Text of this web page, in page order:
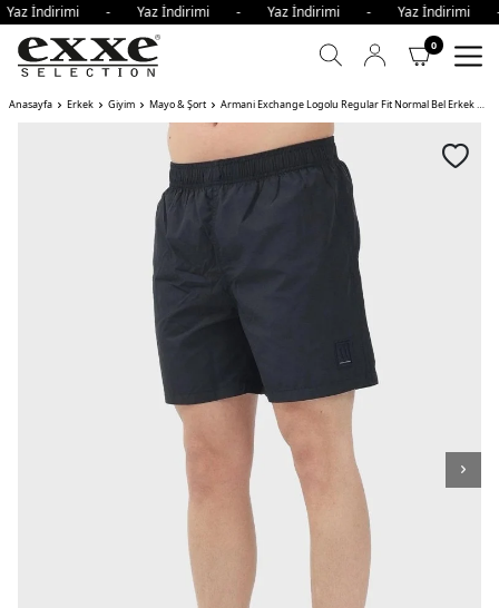
İndirimi - Yaz İndirimi - Yaz İndirimi - Yaz
0
Anasayfa Erkek Giyim Mayo & Şort Armani Exchange Logolu Regular Fit Normal Bel Erkek Mayo Short